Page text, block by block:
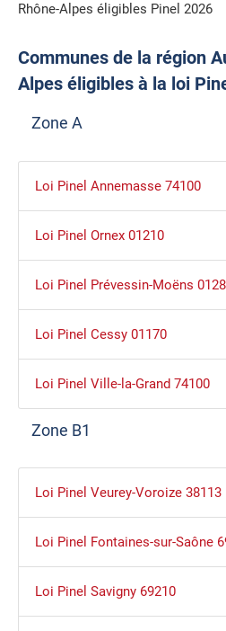
Rhône-Alpes éligibles Pinel 2026
Communes de la région
Alpes éligibles à la loi
Zone A
Loi Pinel Annemasse 74100
Loi Pinel Ornex 01210
Loi Pinel Prévessin-Moëns
Loi Pinel Cessy 01170
Loi Pinel Ville-la-Grand 74100
Zone B1
Loi Pinel Veurey-Voroize 38113
Loi Pinel Fontaines-sur-Saône
Loi Pinel Savigny 69210